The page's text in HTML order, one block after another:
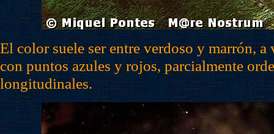
El color suele ser entre verdoso y marrón, a
con puntos azules y rojos, parcialmente
longitudinales.